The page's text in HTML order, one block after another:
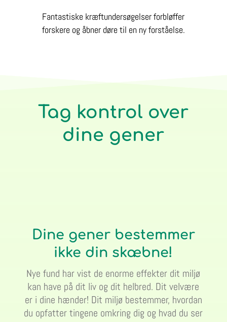
Fantastiske kræftundersøgelser forbløffer
forskere og åbner døre til en ny forståelse.
Tag kontrol over
dine gener
Dine gener bestemmer
ikke din skæbne!
Nye fund har vist de enorme effekter dit miljø
kan have på dit liv og dit helbred. Dit velvære
er i dine hænder! Dit miljø bestemmer, hvordan
du opfatter tingene omkring dig og hvad du ser